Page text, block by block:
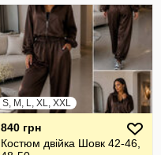
S, M, L, XL, XXL
840 грн
Костюм двійка Шовк 42-46,